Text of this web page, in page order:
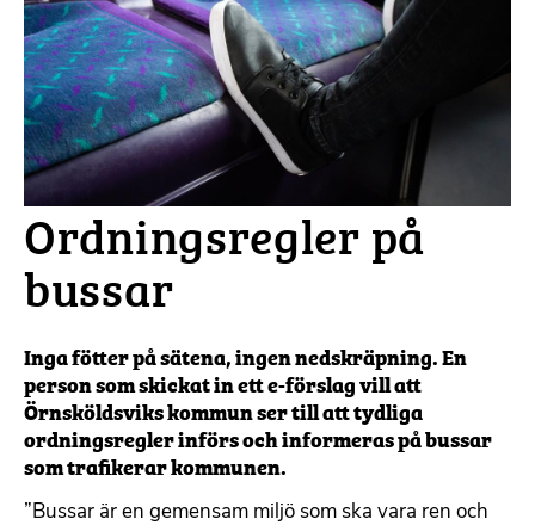
Ordningsregler på
bussar
Inga fötter på sätena, ingen nedskräpning. En
person som skickat in ett e-förslag vill att
Örnsköldsviks kommun ser till att tydliga
ordningsregler införs och informeras på bussar
som trafikerar kommunen.
”Bussar är en gemensam miljö som ska vara ren och